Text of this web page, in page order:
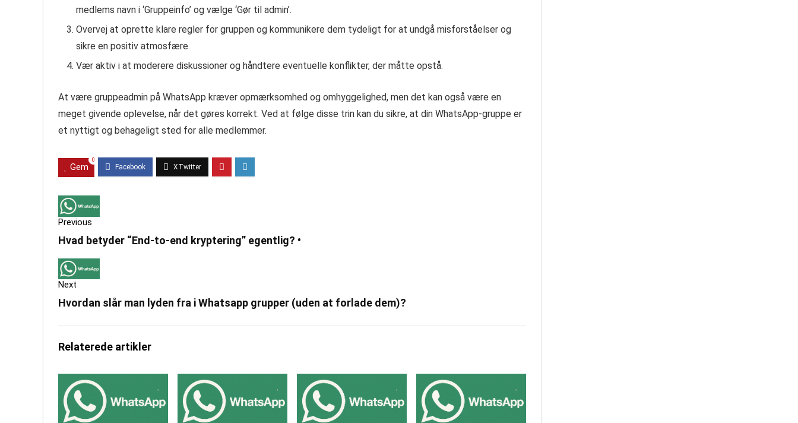
medlems navn i ‘Gruppeinfo’ og vælge ‘Gør til admin’.
Overvej at oprette klare regler for gruppen og kommunikere dem tydeligt for at undgå misforståelser og
sikre en positiv atmosfære.
Vær aktiv i at moderere diskussioner og håndtere eventuelle konflikter, der måtte opstå.
At være gruppeadmin på WhatsApp kræver opmærksomhed og omhyggelighed, men det kan også være en
meget givende oplevelse, når det gøres korrekt. Ved at følge disse trin kan du sikre, at din WhatsApp-gruppe er
et nyttigt og behageligt sted for alle medlemmer.
Gem
0
Previous
Hvad betyder “End-to-end kryptering” egentlig? •
Next
Hvordan slår man lyden fra i Whatsapp grupper (uden at forlade dem)?
Relaterede artikler